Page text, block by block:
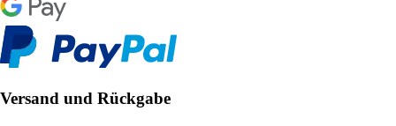
Versand und Rückgabe